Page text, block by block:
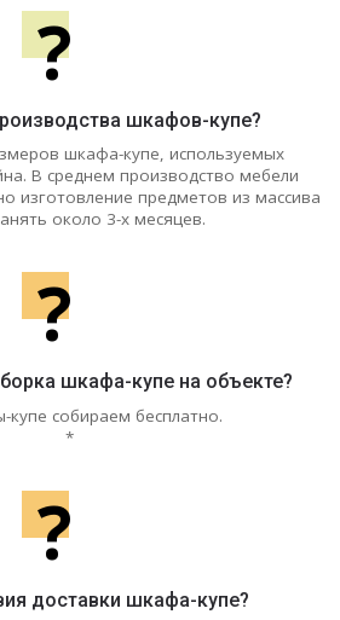
?
шкафов-купе?
шкафа-купе, используемых
В среднем производство мебели
изготовление предметов из массива
около 3-х месяцев.
?
шкафа-купе на объекте?
собираем бесплатно.
*
?
доставки шкафа-купе?